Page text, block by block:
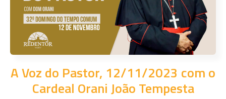
A Voz do Pastor, 12/11/2023 com o
Cardeal Orani João Tempesta